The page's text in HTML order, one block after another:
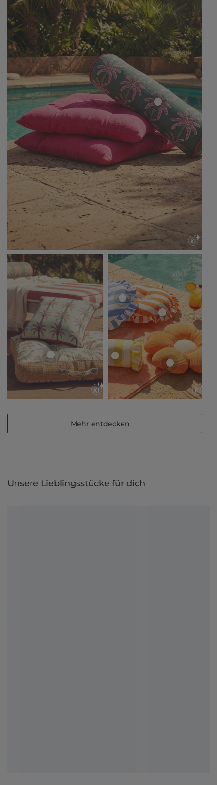
Mehr entdecken
Unsere Lieblingsstücke für dich